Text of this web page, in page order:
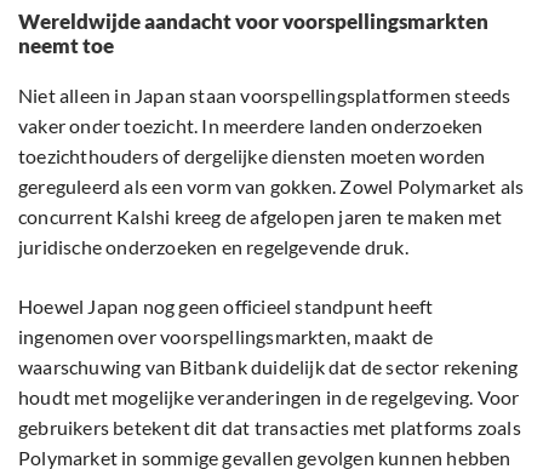
Wereldwijde aandacht voor voorspellingsmarkten
neemt toe
Niet alleen in Japan staan voorspellingsplatformen steeds
vaker onder toezicht. In meerdere landen onderzoeken
toezichthouders of dergelijke diensten moeten worden
gereguleerd als een vorm van gokken. Zowel Polymarket als
concurrent Kalshi kreeg de afgelopen jaren te maken met
juridische onderzoeken en regelgevende druk.
Hoewel Japan nog geen officieel standpunt heeft
ingenomen over voorspellingsmarkten, maakt de
waarschuwing van Bitbank duidelijk dat de sector rekening
houdt met mogelijke veranderingen in de regelgeving. Voor
gebruikers betekent dit dat transacties met platforms zoals
Polymarket in sommige gevallen gevolgen kunnen hebben